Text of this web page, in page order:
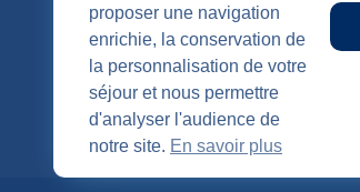
proposer une navigation
enrichie, la conservation de
la personnalisation de votre
séjour et nous permettre
d'analyser l'audience de
notre site. En savoir plus
SUIVEZ-NOUS